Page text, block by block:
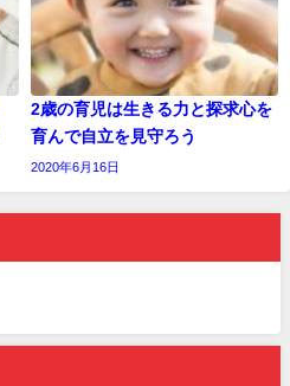
2歳の育児は生きる力と探求心を
育んで自立を見守ろう
2020年6月16日